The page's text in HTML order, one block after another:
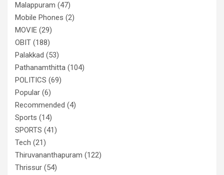
Malappuram (47)
Mobile Phones (2)
MOVIE (29)
OBIT (188)
Palakkad (53)
Pathanamthitta (104)
POLITICS (69)
Popular (6)
Recommended (4)
Sports (14)
SPORTS (41)
Tech (21)
Thiruvananthapuram (122)
Thrissur (54)